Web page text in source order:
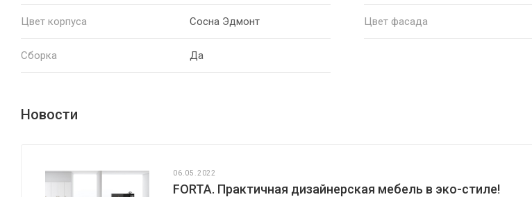
Цвет корпуса Сосна Эдмонт Цвет фасада
Сборка Да
Новости
06.05.2022
FORTA. Практичная дизайнерская мебель в эко-стиле!